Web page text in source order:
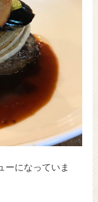
ーになっていま